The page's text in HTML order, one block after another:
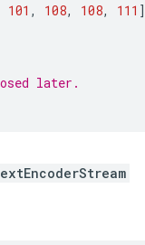
101 , 108, 108, 111
later.